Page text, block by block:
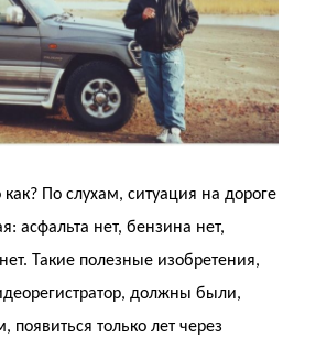
По слухам, ситуация на дороге
асфальта нет, бензина нет,
Такие полезные изобретения,
должны были,
появиться только лет через